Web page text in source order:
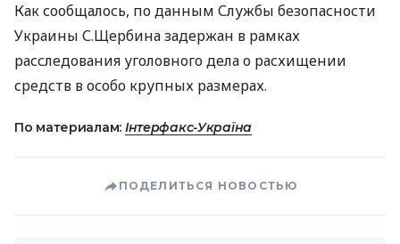
Как сообщалось, по данным Службы безопасности
Украины С.Щербина задержан в рамках
расследования уголовного дела о расхищении
средств в особо крупных размерах.
По материалам: Інтерфакс-Україна
ПОДЕЛИТЬСЯ НОВОСТЬЮ